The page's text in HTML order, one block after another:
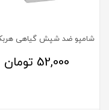
52,000 تومان